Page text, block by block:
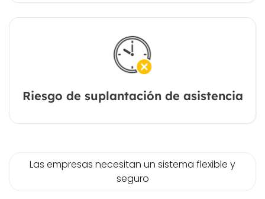
Riesgo de suplantación de asistencia
Las empresas necesitan un sistema flexible y
seguro